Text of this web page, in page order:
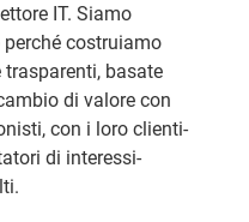
IT. Siamo
costruiamo
basate
di valore con
con i loro clienti-
di interessi-